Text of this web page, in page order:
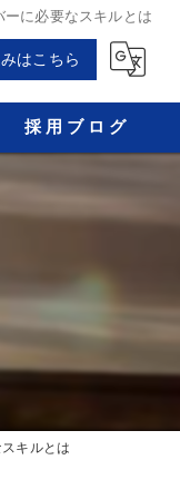
ーに必要なスキルとは
はこちら
採用ブログ
キルとは